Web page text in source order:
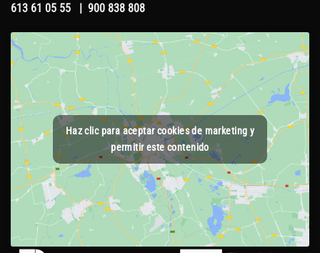
613 61 05 55 | 900 838 808
Haz clic para aceptar cookies de marketing y
permitir este contenido